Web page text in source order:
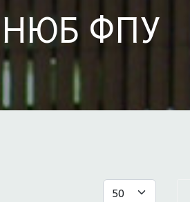
ФПУ
Показувати